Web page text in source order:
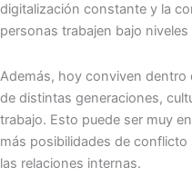
digitalización constante y la
personas trabajen bajo
Además, hoy conviven dentro
de distintas generaciones,
trabajo. Esto puede ser muy
más posibilidades de
las relaciones internas.